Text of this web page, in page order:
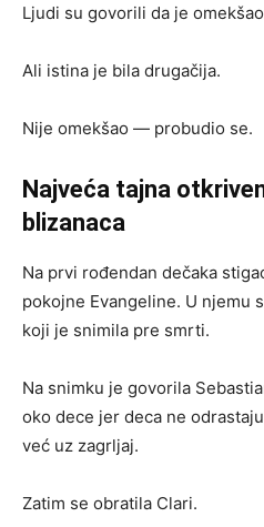
Ljudi su govorili da je
Ali istina je bila drugačija.
Nije omekšao — probudio se.
Najveća tajna
blizanaca
Na prvi rođendan dečaka
pokojne Evangeline. U njemu
koji je snimila pre smrti.
Na snimku je govorila
oko dece jer deca ne
već uz zagrljaj.
Zatim se obratila Clari.